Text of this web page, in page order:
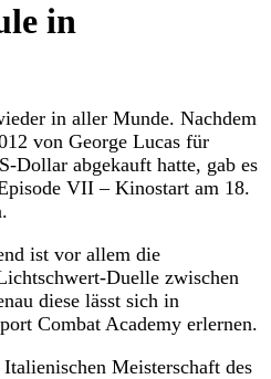
in
in aller Munde. Nachdem
von George Lucas für
Dollar abgekauft hatte, gab es
VII – Kinostart am 18.
ist vor allem die
Duelle zwischen
diese lässt sich in
Combat Academy erlernen.
Meisterschaft des